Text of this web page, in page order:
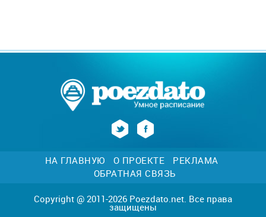
НА ГЛАВНУЮ О ПРОЕКТЕ
РЕКЛАМА
ОБРАТНАЯ СВЯЗЬ
Copyright @ 2011-2026 Poezdato.net. Все права
защищены